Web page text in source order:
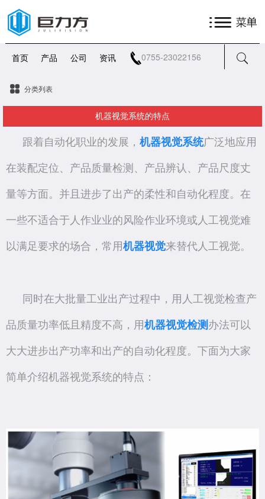
首页 产品 公司 资讯 0755-23022156
分类列表
机器视觉系统的特点
跟着自动化职业的发展， 机器视觉系统广泛地应用
在装配定位、产品质量检测、产品辨认、产品尺度丈
量等方面。并且进步了出产的柔性和自动化程度。在
一些不适合于人作业业的风险作业环境或人工视觉难
以满足要求的场合，常用机器视觉来替代人工视觉。
同时在大批量工业出产过程中，用人工视觉检查产
品质量功率低且精度不高，用机器视觉检测 办法可以
大大进步出产功率和出产的自动化程度。下面为大家
简单介绍机器视觉系统的特点：